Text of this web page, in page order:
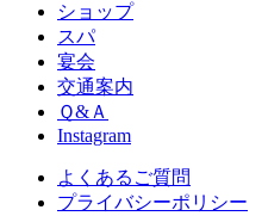
ショップ
スパ
宴会
交通案内
Ｑ&Ａ
Instagram
よくあるご質問
プライバシーポリシー